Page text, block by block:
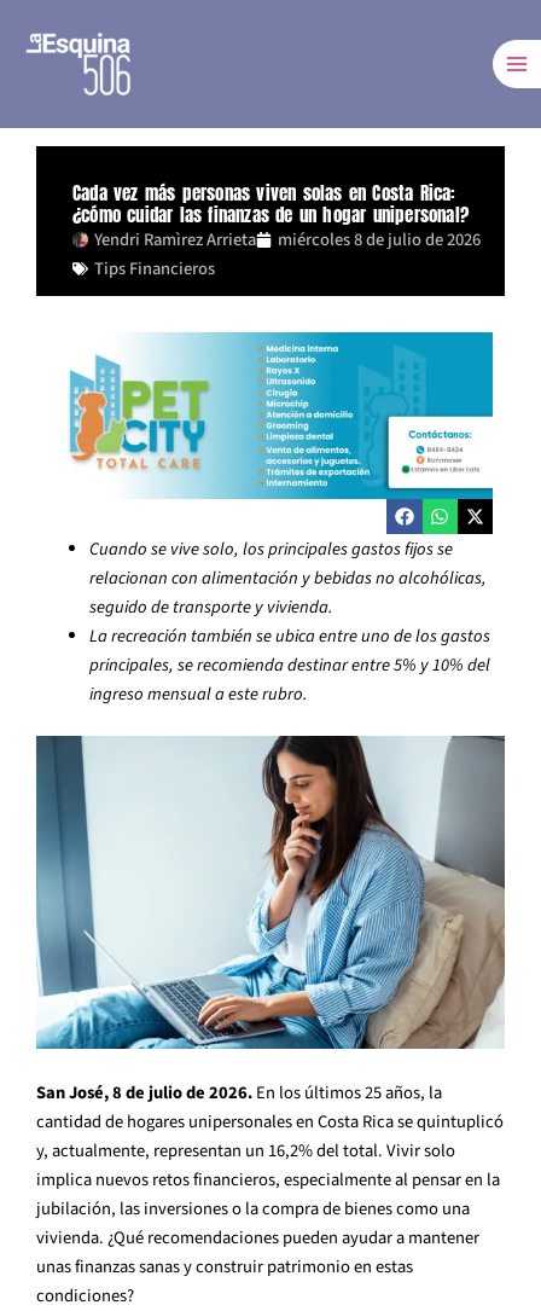
Cada vez más personas viven solas en Costa Rica:
¿cómo cuidar las finanzas de un hogar unipersonal?
Yendri Ramìrez Arrieta
miércoles 8 de julio de 2026
Tips Financieros
Cuando se vive solo, los principales gastos fijos se
relacionan con alimentación y bebidas no alcohólicas,
seguido de transporte y vivienda.
La recreación también se ubica entre uno de los gastos
principales, se recomienda destinar entre 5% y 10% del
ingreso mensual a este rubro.
San José, 8 de julio de 2026.En los últimos 25 años, la
cantidad de hogares unipersonales en Costa Rica se quintuplicó
y, actualmente, representan un 16,2% del total. Vivir solo
implica nuevos retos financieros, especialmente al pensar en la
jubilación, las inversiones o la compra de bienes como una
vivienda. ¿Qué recomendaciones pueden ayudar a mantener
unas finanzas sanas y construir patrimonio en estas
condiciones?